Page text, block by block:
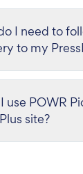
I need to
to my
use POWR
site?